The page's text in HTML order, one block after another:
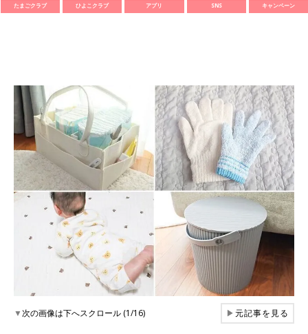
たまごクラブ ひよこクラブ アプリ SNS キャンペーン
▼次の画像は下へスクロール (1/16) ▶元記事を見る